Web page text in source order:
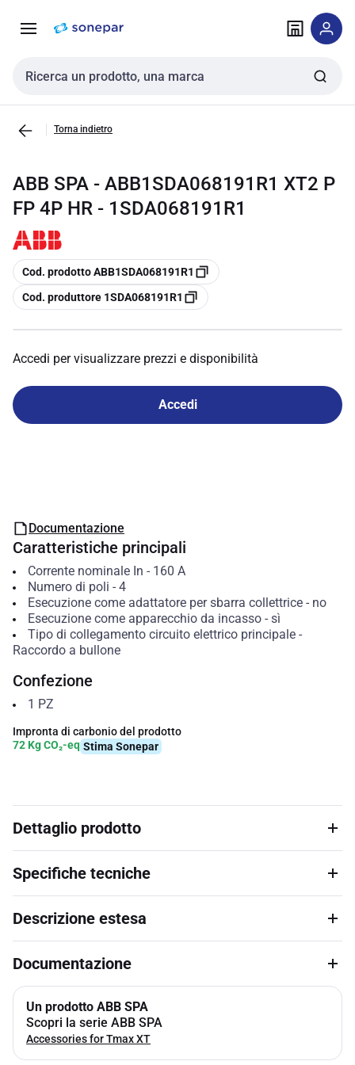
navigazione alla
Cerca input
Torna indietro
ABB SPA - ABB1SDA068191R1 XT2 P
FP 4P HR - 1SDA068191R1
copia
Cod. prodotto ABB1SDA068191R1
copia
Cod. produttore 1SDA068191R1
Accedi per visualizzare prezzi e disponibilità
Accedi
Documentazione
Caratteristiche principali
Corrente nominale In - 160 A
Numero di poli - 4
Esecuzione come adattatore per sbarra collettrice- no
Esecuzione come apparecchio da incasso- sì
Tipo di collegamento circuito elettrico principale-
Raccordo a bullone
Confezione
1 PZ
Impronta di carbonio del prodotto
72 Kg CO₂-eq Stima Sonepar
Dettaglio prodotto
Specifiche tecniche
Descrizione estesa
Documentazione
Un prodotto ABB SPA
Scopri la serie ABB SPA
Accessories for Tmax XT